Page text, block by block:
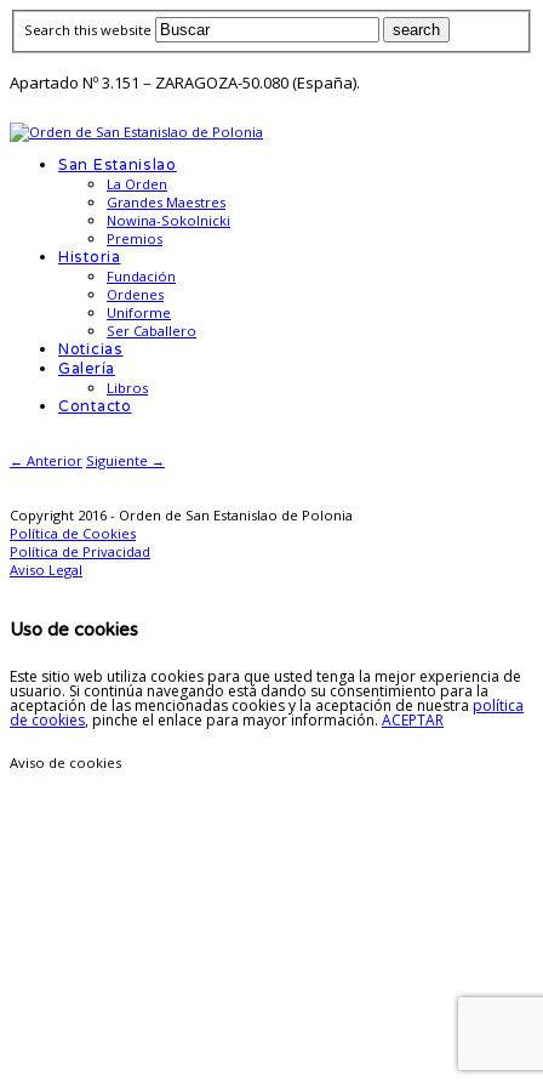
Search this website
Apartado Nº 3.151 – ZARAGOZA-50.080 (España).
San Estanislao
La Orden
Grandes Maestres
Nowina-Sokolnicki
Premios
Historia
Fundación
Ordenes
Uniforme
Ser Caballero
Noticias
Galería
Libros
Contacto
← Anterior Siguiente →
Copyright 2016 - Orden de San Estanislao de Polonia
Política de Cookies
Política de Privacidad
Aviso Legal
Uso de cookies
Este sitio web utiliza cookies para que usted tenga la mejor experiencia de
usuario. Si continúa navegando está dando su consentimiento para la
aceptación de las mencionadas cookies y la aceptación de nuestra política
de cookies, pinche el enlace para mayor información. ACEPTAR
Aviso de cookies